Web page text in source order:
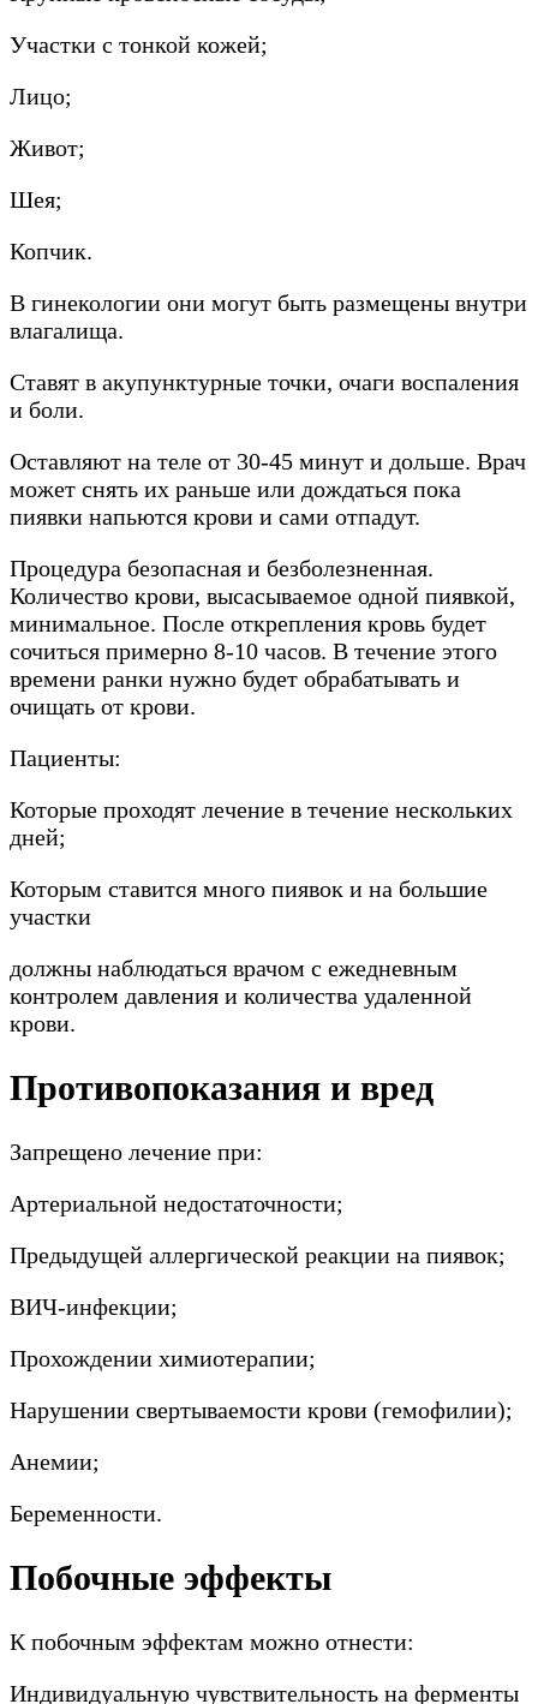
Участки с тонкой кожей;
Лицо;
Живот;
Шея;
Копчик.
В гинекологии они могут быть размещены внутри
влагалища.
Ставят в акупунктурные точки, очаги воспаления
и боли.
Оставляют на теле от 30-45 минут и дольше. Врач
может снять их раньше или дождаться пока
пиявки напьются крови и сами отпадут.
Процедура безопасная и безболезненная.
Количество крови, высасываемое одной пиявкой,
минимальное. После открепления кровь будет
сочиться примерно 8-10 часов. В течение этого
времени ранки нужно будет обрабатывать и
очищать от крови.
Пациенты:
Которые проходят лечение в течение нескольких
дней;
Которым ставится много пиявок и на большие
участки
должны наблюдаться врачом с ежедневным
контролем давления и количества удаленной
крови.
Противопоказания и вред
Запрещено лечение при:
Артериальной недостаточности;
Предыдущей аллергической реакции на пиявок;
ВИЧ-инфекции;
Прохождении химиотерапии;
Нарушении свертываемости крови (гемофилии);
Анемии;
Беременности.
Побочные эффекты
К побочным эффектам можно отнести:
Индивидуальную чувствительность на ферменты